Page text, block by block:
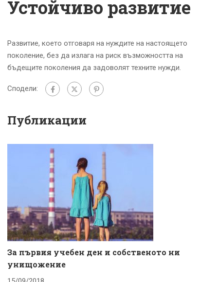
Устойчиво развитие
Развитие, което отговаря на нуждите на настоящето
поколение, без да излага на риск възможността на
бъдещите поколения да задоволят техните нужди.
Сподели:
Публикации
За първия учебен ден и собственото ни
унищожение